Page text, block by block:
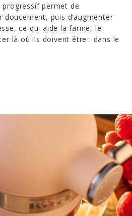
permet de
puis d’augmenter
ce qui aide la farine, le
là où ils doivent être : dans le